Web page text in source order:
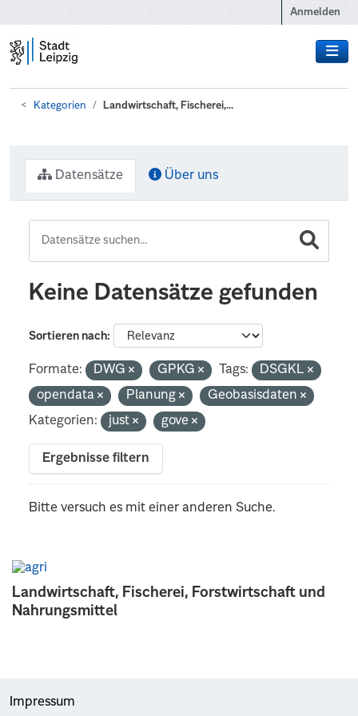
Anmelden
Kategorien Landwirtschaft, Fischerei,...
Landwirtschaft, Fischerei, Forstwirtschaft und
Nahrungsmittel
Datensätze Über uns
Keine Datensätze gefunden
Sortieren nach
Formate: DWG GPKG Tags:
DSGKL
opendata
Planung
Geobasisdaten
Kategorien:
just gove
Ergebnisse filtern
Bitte versuch es mit einer anderen Suche.
Impressum